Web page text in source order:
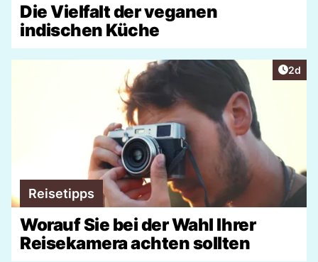
Die Vielfalt der veganen
indischen Küche
2d
Reisetipps
Worauf Sie bei der Wahl Ihrer
Reisekamera achten sollten